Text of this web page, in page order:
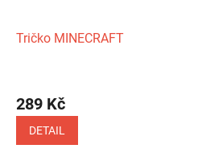
Tričko MINECRAFT
289 Kč
DETAIL